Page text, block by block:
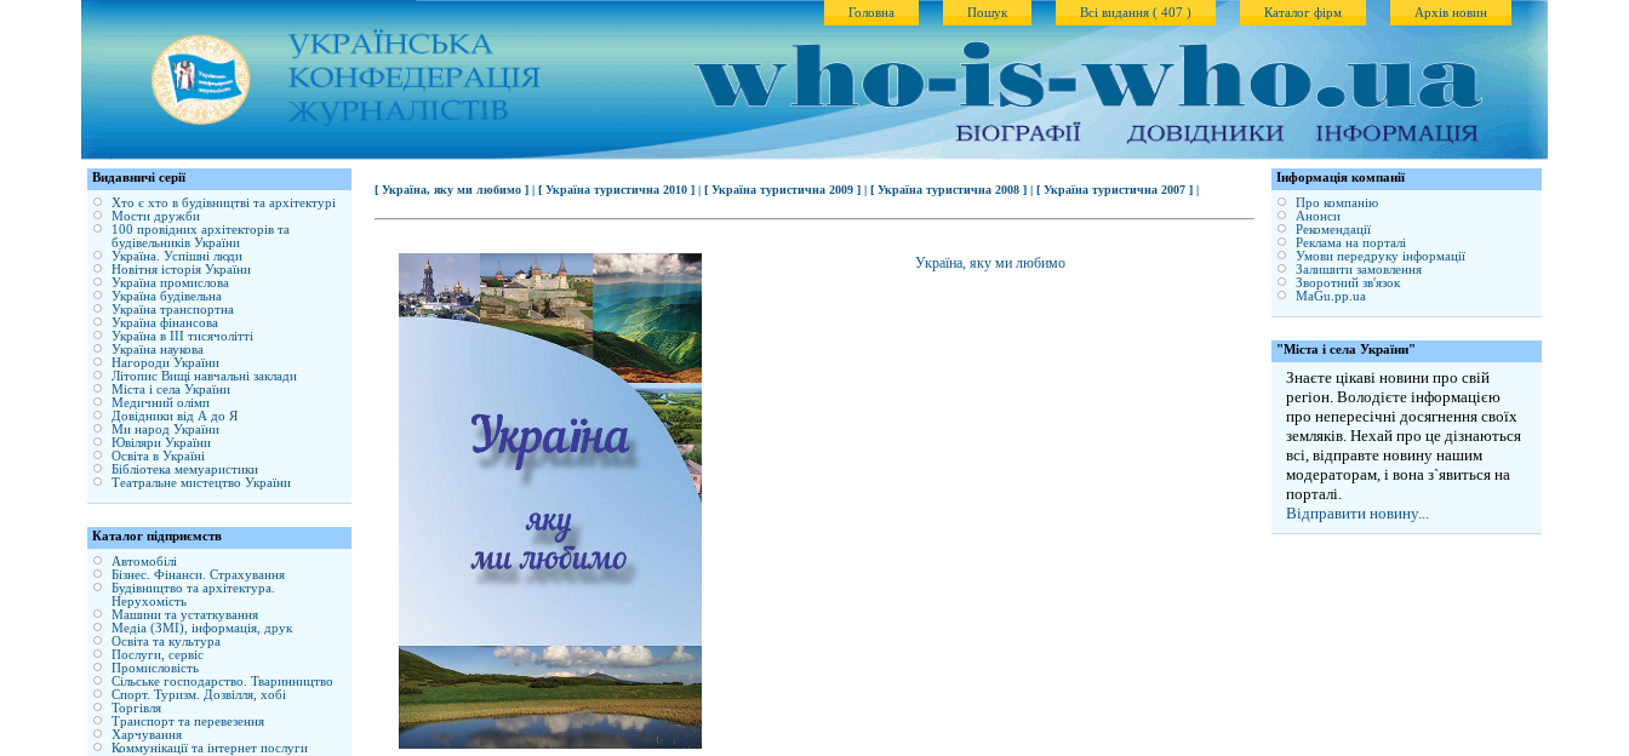
Архів новин
Каталог фірм
Всі видання ( 407 )
Пошук
Головна
[ Україна, яку ми любимо ] |[ Україна туристична 2010 ] |[ Україна туристична 2009 ] |[ Україна туристична 2008 ] |[ Україна туристична 2007 ] |
Україна, яку ми любимо
Iнформація компанії
Про компанію
Анонси
Рекомендації
Реклама на порталі
Умови передруку інформації
Залишити замовлення
Зворотний зв'язок
MaGu.pp.ua
"Міста і села України"
Знаєте цікаві новини про свій
регіон. Володієте інформацією
про непересічні досягнення своїх
земляків. Нехай про це дізнаються
всі, відправте новину нашим
модераторам, і вона з`явиться на
порталі.
Відправити новину...
Видавничі серії
Хто є хто в будівництві та архітектурі
Мости дружби
100 провідних архітекторів та
будівельників України
Україна. Успішні люди
Новітня історія України
Україна промислова
Україна будівельна
Україна транспортна
Україна фінансова
Україна в ІІІ тисячолітті
Україна наукова
Нагороди України
Літопис Вищі навчальні заклади
Міста і села України
Медичний олімп
Довідники від А до Я
Ми народ України
Ювіляри України
Освіта в Україні
Бібліотека мемуаристики
Театральне мистецтво України
Каталог підприємств
Автомобілі
Бізнес. Фінанси. Страхування
Будівництво та архітектура.
Нерухомість
Машини та устаткування
Медіа (ЗМІ), інформація, друк
Освіта та культура
Послуги, сервіс
Промисловість
Сільське господарство. Тваринництво
Спорт. Туризм. Дозвілля, хобі
Торгівля
Транспорт та перевезення
Харчування
Коммунікації та інтернет послуги